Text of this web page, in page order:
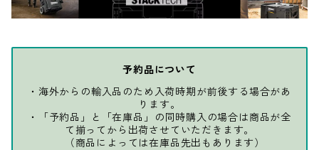
予約品について
・海外からの輸入品のため入荷時期が前後する場合があ
ります。
・「予約品」と「在庫品」の同時購入の場合は商品が全
て揃ってから出荷させていただきます。
（商品によっては在庫品先出もあります）